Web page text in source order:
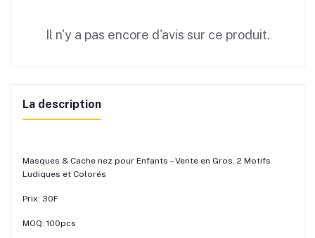
Il n'y a pas encore d'avis sur ce produit.
La description
Masques & Cache nez pour Enfants – Vente en Gros, 2 Motifs
Ludiques et Colorés
Prix: 30F
MOQ: 100pcs